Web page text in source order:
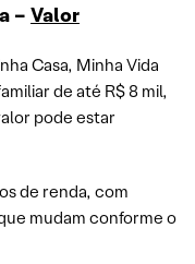
– Valor
Casa, Minha Vida
de até R$ 8 mil,
pode estar
de renda, com
mudam conforme o